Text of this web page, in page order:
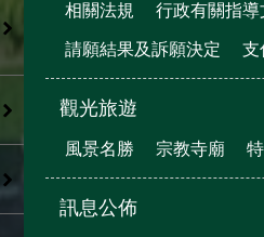
相關法規 行政有關指導
請願結果及訴願決定 支
觀光旅遊
風景名勝 宗教寺廟
訊息公佈